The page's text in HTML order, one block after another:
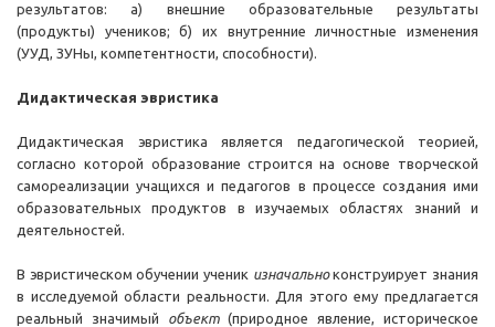
результатов: а) внешние образовательные результаты
(продукты) учеников; б) их внутренние личностные изменения
(УУД, ЗУНы, компетентности, способности).
Дидактическая эвристика
Дидактическая эвристика является педагогической теорией,
согласно которой образование строится на основе творческой
самореализации учащихся и педагогов в процессе создания ими
образовательных продуктов в изучаемых областях знаний и
деятельностей.
В эвристическом обучении ученик изначальноконструирует знания
в исследуемой области реальности. Для этого ему предлагается
реальный значимый объект(природное явление, историческое